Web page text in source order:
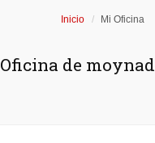
Inicio Mi Oficina
Oficina de